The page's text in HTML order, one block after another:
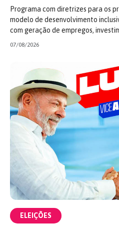
Programa com diretrizes para os
modelo de desenvolvimento
com geração de empregos,
07/08/2026
ELEIÇÕES